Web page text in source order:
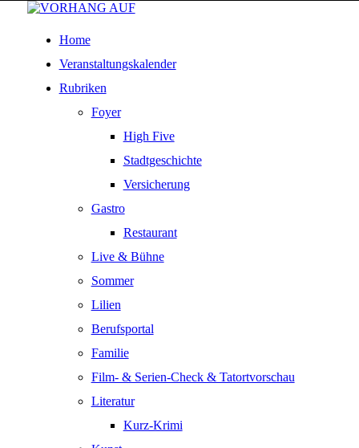
Home
Veranstaltungskalender
Rubriken
Foyer
High Five
Stadtgeschichte
Versicherung
Gastro
Restaurant
Live & Bühne
Sommer
Lilien
Berufsportal
Familie
Film- & Serien-Check & Tatortvorschau
Literatur
Kurz-Krimi